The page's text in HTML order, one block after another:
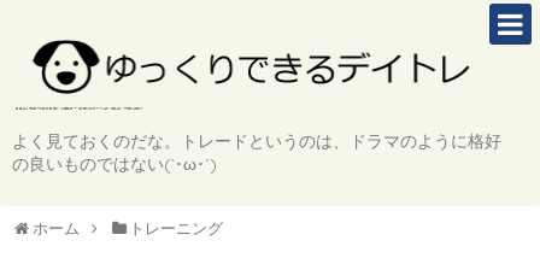
よく見ておくのだな。トレードというのは、ドラマのように格好
の良いものではない(`･ω･´)
ホーム トレーニング